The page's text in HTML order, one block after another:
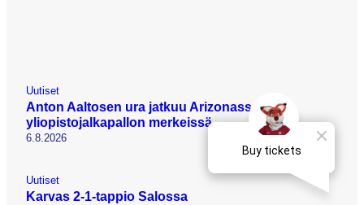
Uutiset
Anton Aaltosen ura jatkuu Arizonassa
yliopistojalkapallon merkeissä
6.8.2026
Uutiset
Karvas 2-1-tappio Salossa